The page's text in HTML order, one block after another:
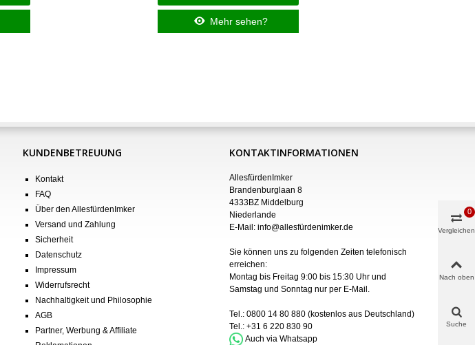
Mehr sehen?
KUNDENBETREUUNG
Kontakt
FAQ
Über den AllesfürdenImker
Versand und Zahlung
Sicherheit
Datenschutz
Impressum
Widerrufsrecht
Nachhaltigkeit und Philosophie
AGB
Partner, Werbung & Affiliate
KONTAKTINFORMATIONEN
AllesfürdenImker
Brandenburglaan 8
4333BZ Middelburg
Niederlande
E-Mail: info@allesfürdenimker.de
Sie können uns zu folgenden Zeiten telefonisch
erreichen:
Montag bis Freitag 9:00 bis 15:30 Uhr und
Samstag und Sonntag nur per E-Mail .
Tel.: 0800 14 80 880 (kostenlos aus Deutschland)
Tel.: +31 6 220 830 90
Auch via Whatsapp
Vergleichen
0
Nach oben
Suche